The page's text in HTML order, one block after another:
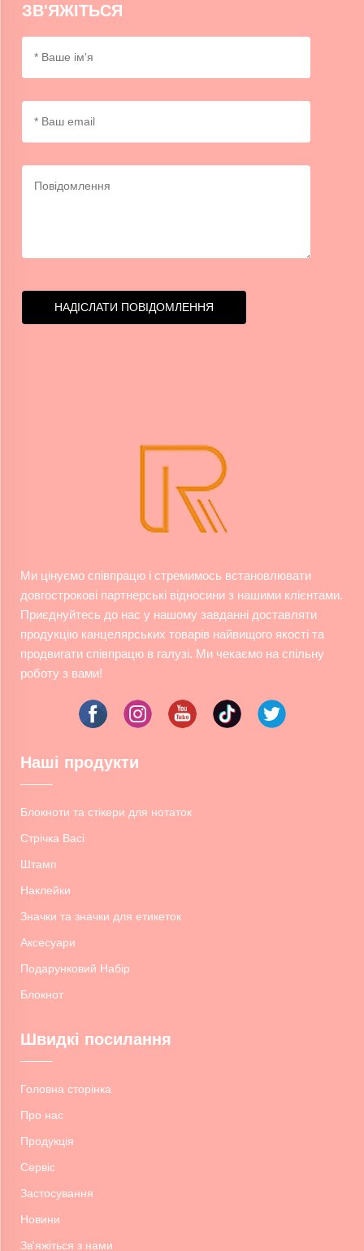
ЗВ'ЯЖІТЬСЯ
НАДІСЛАТИ ПОВІДОМЛЕННЯ
Ми цінуємо співпрацю і стремимось встановлювати
довгострокові партнерські відносини з нашими клієнтами.
Приєднуйтесь до нас у нашому завданні доставляти
продукцію канцелярських товарів найвищого якості та
продвигати співпрацю в галузі. Ми чекаємо на спільну
роботу з вами!
Наші продукти
Блокноти та стікери для нотаток
Стрічка Васі
Штамп
Наклейки
Значки та значки для етикеток
Аксесуари
Подарунковий Набір
Блокнот
Швидкі посилання
Головна сторінка
Про нас
Продукція
Сервіс
Застосування
Новини
Зв'яжіться з нами